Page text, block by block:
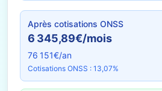
Après cotisations ONSS
6 345,89€/mois
76 151€/an
Cotisations ONSS : 13,07%